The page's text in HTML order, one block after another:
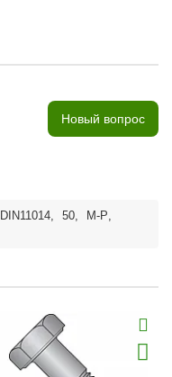
Новый вопрос
DIN11014, 50, M-P,